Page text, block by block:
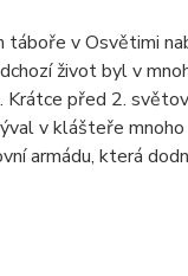
v Osvětimi
život byl v
před 2.
v klášteře
armádu, která